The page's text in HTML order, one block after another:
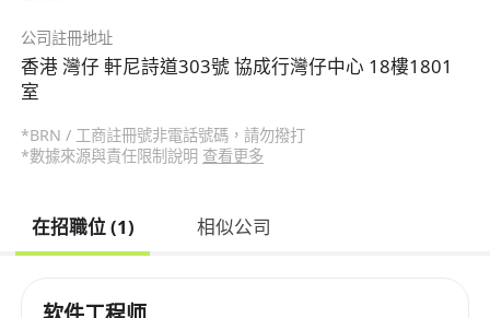
公司註冊地址
香港 灣仔 軒尼詩道303號 協成行灣仔中心 18樓1801
室
*BRN / 工商註冊號非電話號碼，請勿撥打
*數據來源與責任限制說明 查看更多
在招職位 (1) 相似公司